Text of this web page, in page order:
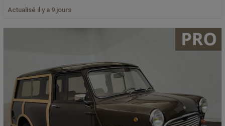
Actualisé il y a 9 jours